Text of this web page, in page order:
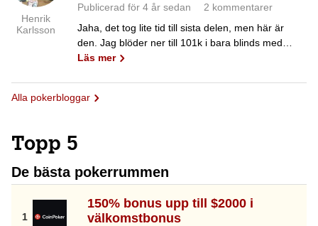
Henrik
Karlsson
Publicerad för 4 år sedan
2 kommentarer
Jaha, det tog lite tid till sista delen, men här är
den. Jag blöder ner till 101k i bara blinds med…
Läs mer
Alla pokerbloggar
Topp 5
De bästa pokerrummen
150% bonus upp till $2000 i
välkomstbonus